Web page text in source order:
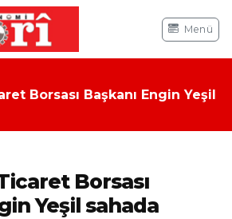
Menü
Borsası Başkanı Engin Yeşil
Borsası
Yeşil sahada